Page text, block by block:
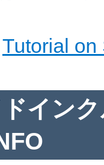
Tutorial on
イン